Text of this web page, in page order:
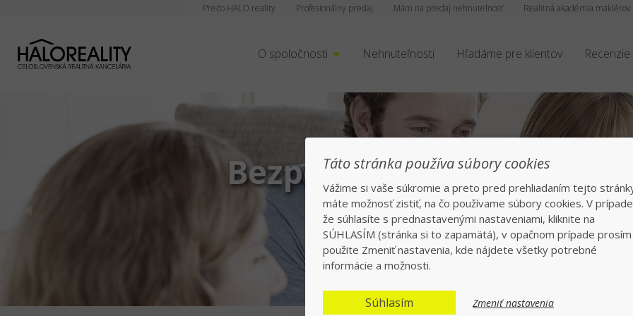
Realitná akadémia maklérov
Mám na predaj nehnuteľnosť
Profesionálny predaj
Prečo HALO reality
O spoločnosti Nehnuteľnosti Hľadáme pre klientov Recenzie
predaj/kúpa Táto stránka používa súbory cookies
Vážime si vaše súkromie a preto pred prehliadaním tejto
máte možnosť zistiť, na čo používame súbory cookies. V
že súhlasíte s prednastavenými nastaveniami, kliknite na
SÚHLASÍM (stránka si to zapamätá), v opačnom prípade prosím
použite Zmeniť nastavenia, kde nájdete všetky potrebné
informácie a možnosti.
Súhlasím Zmeniť nastavenia